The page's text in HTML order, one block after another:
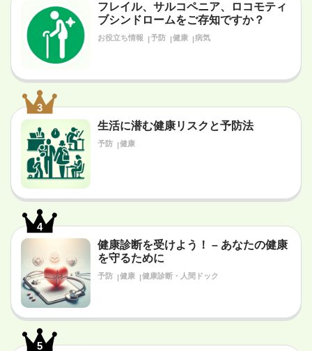
フレイル、サルコペニア、ロコモティ
ブシンドロームをご存知ですか？
お役立ち情報 予防 健康 病気
3
生活に潜む健康リスクと予防法
予防 健康
4
健康診断を受けよう！ – あなたの健康
を守るために
予防 健康 健康診断・人間ドック
5